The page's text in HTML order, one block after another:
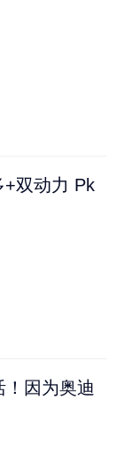
+双动力 Pk
因为奥迪